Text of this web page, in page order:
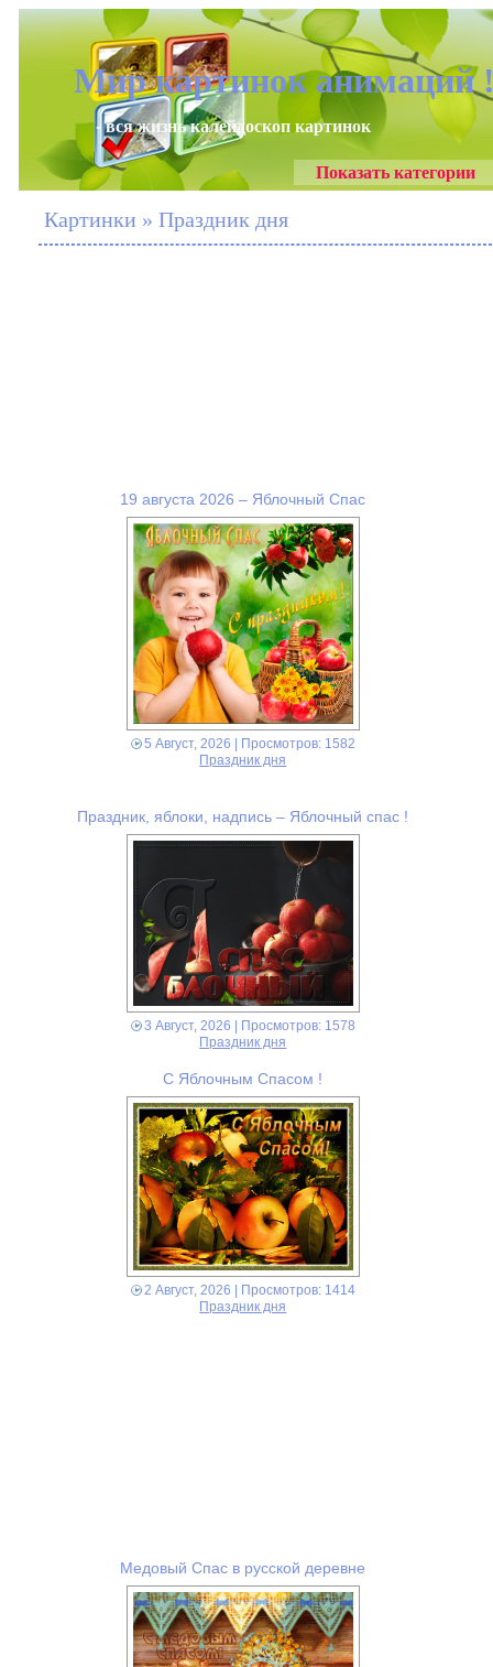
Мир картинок анимаций
- вся жизнь калейдоскоп картинок
Показать категории
Картинки » Праздник дня
19 августа 2026 – Яблочный Спас
5 Август, 2026 | Просмотров: 1582
Праздник дня
Праздник, яблоки, надпись – Яблочный спас !
3 Август, 2026 | Просмотров: 1578
Праздник дня
С Яблочным Спасом !
2 Август, 2026 | Просмотров: 1414
Праздник дня
Медовый Спас в русской деревне